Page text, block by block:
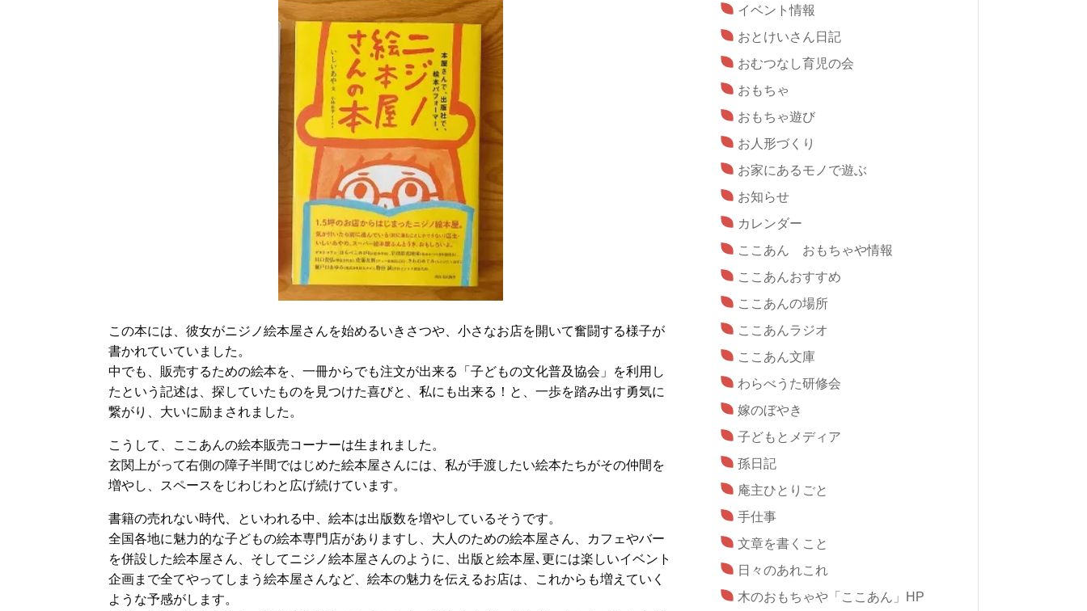
この本には、彼女がニジノ絵本屋さんを始めるいきさつや、小さなお店を開いて奮闘する様子が
書かれていていました。
中でも、販売するための絵本を、一冊からでも注文が出来る「子どもの文化普及協会」を利用し
たという記述は、探していたものを見つけた喜びと、私にも出来る！と、一歩を踏み出す勇気に
繋がり、大いに励まされました。
こうして、ここあんの絵本販売コーナーは生まれました。
玄関上がって右側の障子半間ではじめた絵本屋さんには、私が手渡したい絵本たちがその仲間を
増やし、スペースをじわじわと広げ続けています。
書籍の売れない時代、といわれる中、絵本は出版数を増やしているそうです。
全国各地に魅力的な子どもの絵本専門店がありますし、大人のための絵本屋さん、カフェやバー
を併設した絵本屋さん、そしてニジノ絵本屋さんのように、出版と絵本屋､更には楽しいイベント
企画まで全てやってしまう絵本屋さんなど、絵本の魅力を伝えるお店は、これからも増えていく
ような予感がします。
イベント情報
おとけいさん日記
おむつなし育児の会
おもちゃ
おもちゃ遊び
お人形づくり
お家にあるモノで遊ぶ
お知らせ
カレンダー
ここあん おもちゃや情報
ここあんおすすめ
ここあんの場所
ここあんラジオ
ここあん文庫
わらべうた研修会
嫁のぼやき
子どもとメディア
孫日記
庵主ひとりごと
手仕事
文章を書くこと
日々のあれこれ
木のおもちゃや「ここあん」HP